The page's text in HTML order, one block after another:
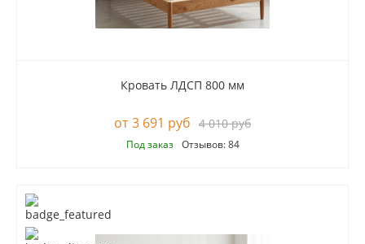
Кровать ЛДСП 800 мм
3 691 руб 4 010 руб
Под заказ Отзывов: 84